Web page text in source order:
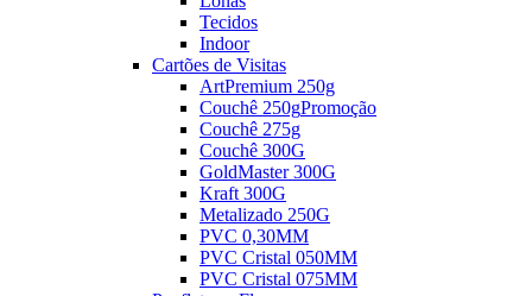
Tecidos
Indoor
Cartões de Visitas
ArtPremium 250g
Couchê 250gPromoção
Couchê 275g
Couchê 300G
GoldMaster 300G
Kraft 300G
Metalizado 250G
PVC 0,30MM
PVC Cristal 050MM
PVC Cristal 075MM